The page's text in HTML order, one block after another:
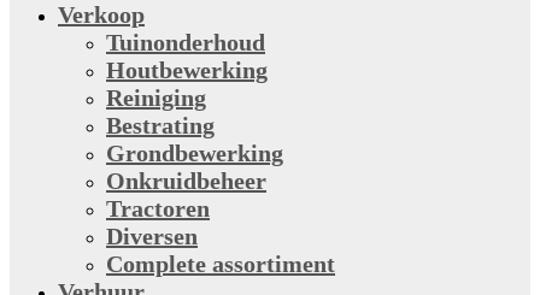
Verkoop
Tuinonderhoud
Houtbewerking
Reiniging
Bestrating
Grondbewerking
Onkruidbeheer
Tractoren
Diversen
Complete assortiment